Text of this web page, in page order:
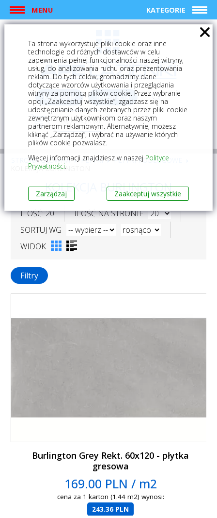
MENU KATEGORIE
logowanie rejestracja
Mój koszyk (0)
STRONA GŁÓWNA PŁYTKI
PŁYTKI PODŁOGOWE
KOLEKCJA BURLINGTON
KOLEKCJA BURLINGTON
ILOŚĆ: 20
ILOŚĆ NA STRONIE
SORTUJ WG
WIDOK
Filtry
Burlington Grey Rekt. 60x120 - płytka
gresowa
169.00 PLN / m2
cena za 1 karton (1.44 m2) wynosi:
243.36 PLN
Ta strona wykorzystuje pliki cookie oraz inne
technologie od różnych dostawców w celu
zapewnienia pełnej funkcjonalności naszej witryny,
usług, do analizowania ruchu oraz prezentowania
reklam. Do tych celów, gromadzimy dane
dotyczące wzorców użytkowania i przeglądania
witryny za pomocą plików cookie. Przez wybranie
opcji „Zaakceptuj wszystkie”, zgadzasz się na
udostępnianie danych zebranych przez pliki cookie
zewnętrznym użytkownikom oraz naszym
partnerom reklamowym. Alternatywnie, możesz
kliknąć „Zarządzaj”, i wybrać na używanie których
plików cookie pozwalasz.
Więcej informacji znajdziesz w naszej Polityce
Prywatności.
Zarządzaj Zaakceptuj wszystkie